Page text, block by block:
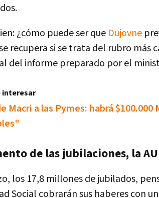
¿cómo puede ser que Dujovne
recupera si se trata del rubro más
del informe preparado por el
interesar
Macri a las Pymes: habrá
de las jubilaciones, la
los 17,8 millones de jubilados,
Social cobrarán sus haberes con